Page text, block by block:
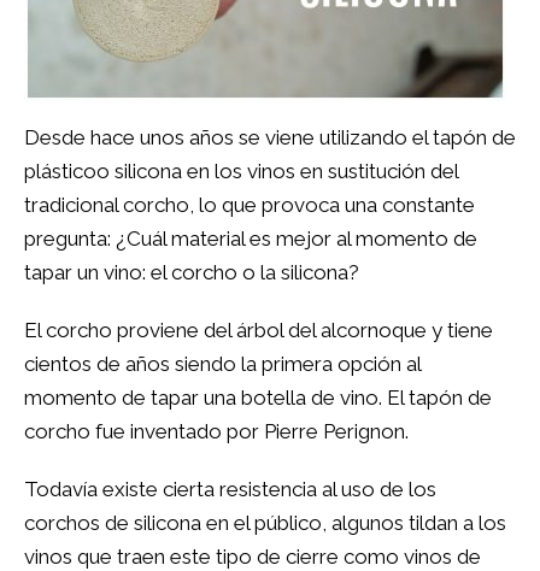
Desde hace unos años se viene utilizando el tapón de
plásticoo silicona en los vinos en sustitución del
tradicional corcho, lo que provoca una constante
pregunta: ¿Cuál material es mejor al momento de
tapar un vino: el corcho o la silicona?
El corcho proviene del árbol del alcornoque y tiene
cientos de años siendo la primera opción al
momento de tapar una botella de vino. El tapón de
corcho fue inventado por Pierre Perignon.
Todavía existe cierta resistencia al uso de los
corchos de silicona en el público, algunos tildan a los
vinos que traen este tipo de cierre como vinos de